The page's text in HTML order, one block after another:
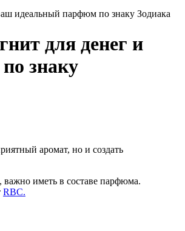
идеальный парфюм по знаку Зодиака
для денег и
знаку
аромат, но и создать
важно иметь в составе парфюма.
RBC.